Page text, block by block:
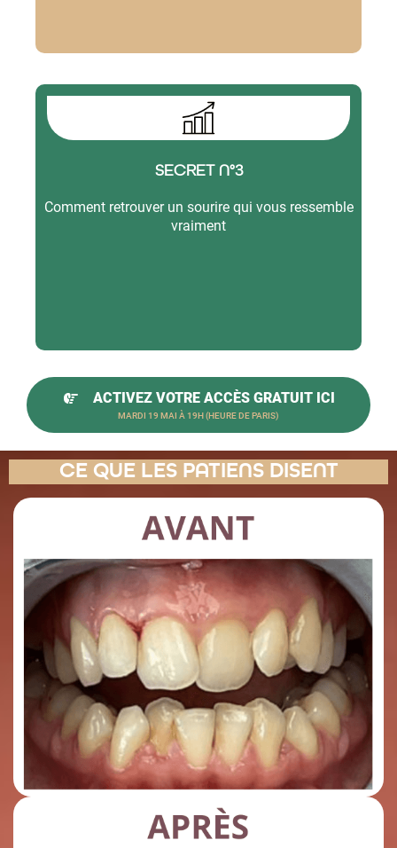
SECRET N°3
Comment retrouver un sourire qui vous ressemble
vraiment
ACTIVEZ VOTRE ACCÈS GRATUIT ICI
MARDI 19 MAI À 19H (HEURE DE PARIS)
CE QUE LES PATIENS DISENT